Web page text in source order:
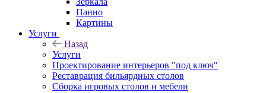
Панно
Картины
Услуги
Назад
Услуги
Проектирование интерьеров "под ключ"
Реставрация бильярдных столов
Сборка игровых столов и мебели